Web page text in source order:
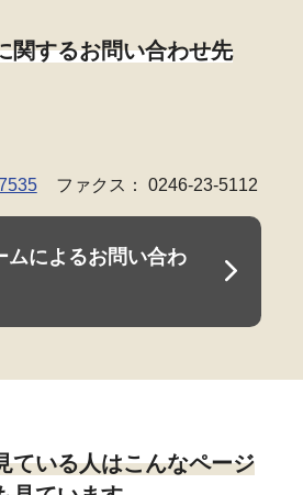
関するお問い合わせ先
ファクス： 0246-23-5112
ムによるお問い合わ
ている人はこんなページ